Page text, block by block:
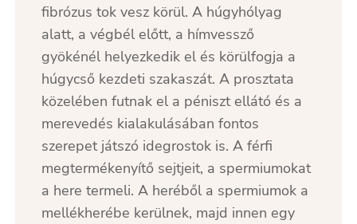
fibrózus tok vesz körül. A húgyhólyag
alatt, a végbél előtt, a hímvessző
gyökénél helyezkedik el és körülfogja a
húgycső kezdeti szakaszát. A prosztata
közelében futnak el a péniszt ellátó és a
merevedés kialakulásában fontos
szerepet játszó idegrostok is. A férfi
megtermékenyítő sejtjeit, a spermiumokat
a here termeli. A heréből a spermiumok a
mellékherébe kerülnek, majd innen egy